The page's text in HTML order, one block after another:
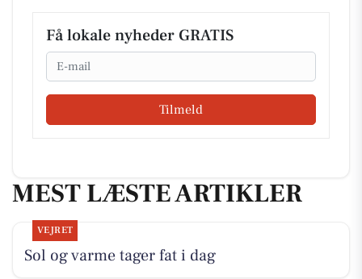
Få lokale nyheder GRATIS
Email
Tilmeld
MEST LÆSTE ARTIKLER
VEJRET
Sol og varme tager fat i dag